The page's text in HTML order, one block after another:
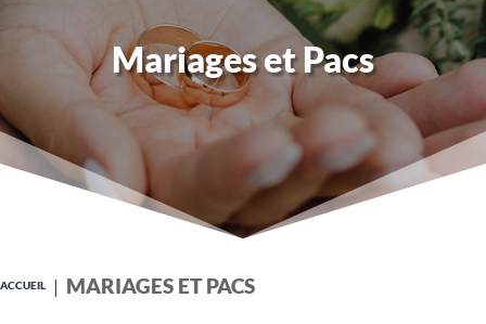
Mariages et Pacs
ACCUEIL MARIAGES ET PACS